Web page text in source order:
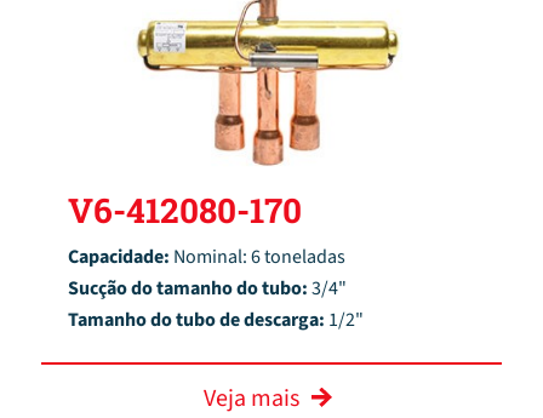
V6-412080-170
Capacidade: Nominal: 6 toneladas
Sucção do tamanho do tubo:3/4"
Tamanho do tubo de descarga: 1/2"
Veja mais